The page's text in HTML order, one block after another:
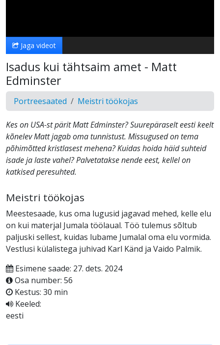
Jaga videot
Isadus kui tähtsaim amet - Matt
Edminster
Portreesaated Meistri töökojas
Kes on USA-st pärit Matt Edminster? Suurepäraselt eesti keelt
kõnelev Matt jagab oma tunnistust. Missugused on tema
põhimõtted kristlasest mehena? Kuidas hoida häid suhteid
isade ja laste vahel? Palvetatakse nende eest, kellel on
katkised peresuhted.
Meistri töökojas
Meestesaade, kus oma lugusid jagavad mehed, kelle elu
on kui materjal Jumala töölaual. Töö tulemus sõltub
paljuski sellest, kuidas lubame Jumalal oma elu vormida.
Vestlusi külalistega juhivad Karl Känd ja Vaido Palmik.
Esimene saade: 27. dets. 2024
Osa number: 56
Kestus: 30 min
Keeled:
eesti